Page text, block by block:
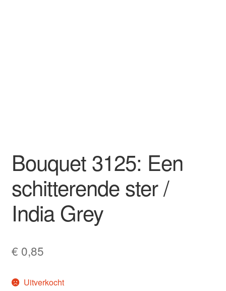
Bouquet 3125: Een
schitterende ster /
India Grey
€ 0,85
Uitverkocht